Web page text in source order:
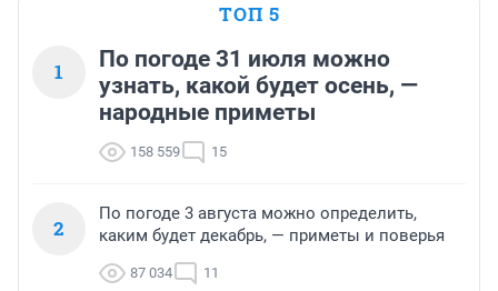
ТОП 5
1
По погоде 31 июля можно
узнать, какой будет осень, —
народные приметы
158 559 15
2
По погоде 3 августа можно определить,
каким будет декабрь, — приметы и поверья
87 034 11